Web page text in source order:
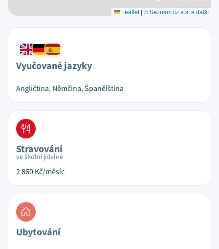
Leaflet | © Seznam.cz a.s. a další
Vyučované jazyky
Angličtina, Němčina, Španělština
Stravování
ve školní jídelně
2 860Kč/měsíc
Ubytování